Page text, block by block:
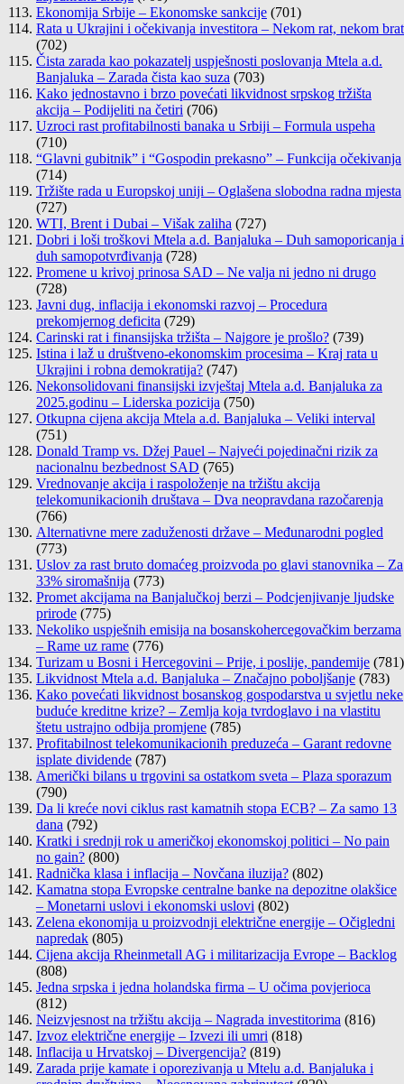
Ekonomija Srbije – Ekonomske sankcije (701)
Rata u Ukrajini i očekivanja investitora – Nekom rat, nekom brat
(702)
Čista zarada kao pokazatelj uspješnosti poslovanja Mtela a.d.
Banjaluka – Zarada čista kao suza (703)
Kako jednostavno i brzo povećati likvidnost srpskog tržišta
akcija – Podijeliti na četiri (706)
Uzroci rast profitabilnosti banaka u Srbiji – Formula uspeha
(710)
“Glavni gubitnik” i “Gospodin prekasno” – Funkcija očekivanja
(714)
Tržište rada u Europskoj uniji – Oglašena slobodna radna mjesta
(727)
WTI, Brent i Dubai – Višak zaliha (727)
Dobri i loši troškovi Mtela a.d. Banjaluka – Duh samoporicanja i
duh samopotvrđivanja (728)
Promene u krivoj prinosa SAD – Ne valja ni jedno ni drugo
(728)
Javni dug, inflacija i ekonomski razvoj – Procedura
prekomjernog deficita (729)
Carinski rat i finansijska tržišta – Najgore je prošlo? (739)
Istina i laž u društveno-ekonomskim procesima – Kraj rata u
Ukrajini i robna demokratija? (747)
Nekonsolidovani finansijski izvještaj Mtela a.d. Banjaluka za
2025.godinu – Liderska pozicija (750)
Otkupna cijena akcija Mtela a.d. Banjaluka – Veliki interval
(751)
Donald Tramp vs. Džej Pauel – Najveći pojedinačni rizik za
nacionalnu bezbednost SAD (765)
Vrednovanje akcija i raspoloženje na tržištu akcija
telekomunikacionih društava – Dva neopravdana razočarenja
(766)
Alternativne mere zaduženosti države – Međunarodni pogled
(773)
Uslov za rast bruto domaćeg proizvoda po glavi stanovnika – Za
33% siromašnija (773)
Promet akcijama na Banjalučkoj berzi – Podcjenjivanje ljudske
prirode (775)
Nekoliko uspješnih emisija na bosanskohercegovačkim berzama
– Rame uz rame (776)
Turizam u Bosni i Hercegovini – Prije, i poslije, pandemije (781)
Likvidnost Mtela a.d. Banjaluka – Značajno poboljšanje (783)
Kako povećati likvidnost bosanskog gospodarstva u svjetlu neke
buduće kreditne krize? – Zemlja koja tvrdoglavo i na vlastitu
štetu ustrajno odbija promjene (785)
Profitabilnost telekomunikacionih preduzeća – Garant redovne
isplate dividende (787)
Američki bilans u trgovini sa ostatkom sveta – Plaza sporazum
(790)
Da li kreće novi ciklus rast kamatnih stopa ECB? – Za samo 13
dana (792)
Kratki i srednji rok u američkoj ekonomskoj politici – No pain
no gain? (800)
Radnička klasa i inflacija – Novčana iluzija? (802)
Kamatna stopa Evropske centralne banke na depozitne olakšice
– Monetarni uslovi i ekonomski uslovi (802)
Zelena ekonomija u proizvodnji električne energije – Očigledni
napredak (805)
Cijena akcija Rheinmetall AG i militarizacija Evrope – Backlog
(808)
Jedna srpska i jedna holandska firma – U očima povjerioca
(812)
Neizvjesnost na tržištu akcija – Nagrada investitorima (816)
Izvoz električne energije – Izvezi ili umri (818)
Inflacija u Hrvatskoj – Divergencija? (819)
Zarada prije kamate i oporezivanja u Mtelu a.d. Banjaluka i